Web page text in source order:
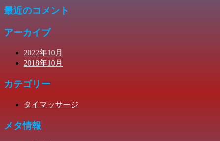
最近のコメント
アーカイブ
2022年10月
2018年10月
カテゴリー
タイマッサージ
メタ情報